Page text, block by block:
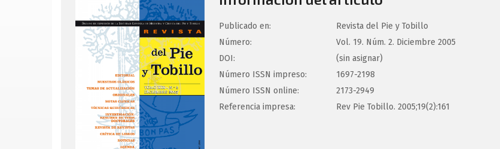
Publicado en:
Revista del Pie y Tobillo
Número:
Vol. 19. Núm. 2. Diciembre 2005
DOI:
(sin asignar)
Número ISSN impreso:
1697-2198
Número ISSN online:
2173-2949
Referencia impresa:
Rev Pie Tobillo. 2005;19(2):161